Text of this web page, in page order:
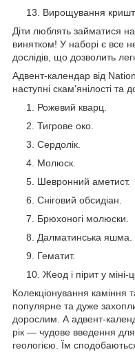
Вирощування
Діти люблять займатися
винятком! У наборі є все
дослідів, що дозволить
Адвент-календар від
наступні скам'янілості та
Рожевий кварц.
Тигрове око.
Сердолік.
Молюск.
Шевронний аметист.
Сніговий обсидіан.
Брюхоногі молюски.
Далматинська яшма.
Гематит.
Жеод і пірит у міні-
Колекціонування каміння
популярне та дуже
дорослим. А адвент-
рік — чудове введення для
геологією. Їм